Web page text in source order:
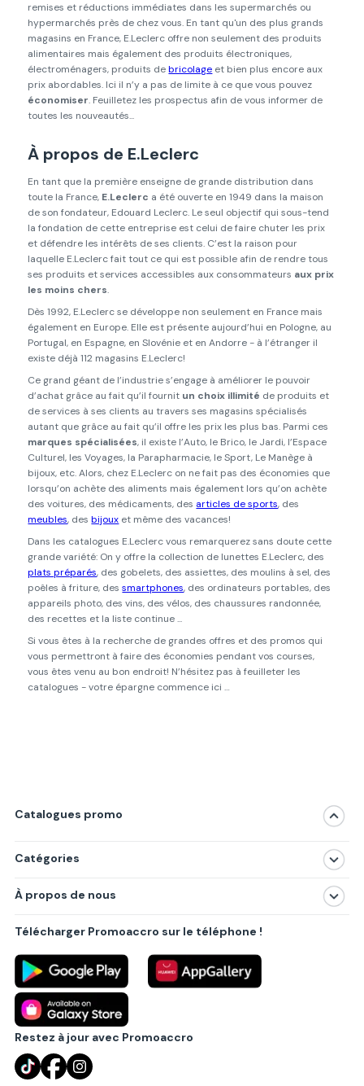
remises et réductions immédiates dans les supermarchés ou
hypermarchés près de chez vous. En tant qu'un des plus grands
magasins en France, E.Leclerc offre non seulement des produits
alimentaires mais également des produits électroniques,
électroménagers, produits debricolage et bien plus encore aux
prix abordables. Ici il n’y a pas de limite à ce que vous pouvez
économiser. Feuilletez les prospectus afin de vous informer de
toutes les nouveautés...
À propos de E.Leclerc
En tant que la première enseigne de grande distribution dans
toute la France, E.Leclerc a été ouverte en 1949 dans la maison
de son fondateur, Edouard Leclerc. Le seul objectif qui sous-tend
la fondation de cette entreprise est celui de faire chuter les prix
et défendre les intérêts de ses clients. C’est la raison pour
laquelle E.Leclerc fait tout ce qui est possible afin de rendre tous
ses produits et services accessibles aux consommateurs aux prix
les moins chers.
Dès 1992, E.Leclerc se développe non seulement en France mais
également en Europe. Elle est présente aujourd’hui en Pologne, au
Portugal, en Espagne, en Slovénie et en Andorre - à l’étranger il
existe déjà 112 magasins E.Leclerc!
Ce grand géant de l’industrie s’engage à améliorer le pouvoir
d’achat grâce au fait qu’il fournit un choix illimité de produits et
de services à ses clients au travers ses magasins spécialisés
autant que grâce au fait qu’il offre les prix les plus bas. Parmi ces
marques spécialisées, il existe l’Auto, le Brico, le Jardi, l’Espace
Culturel, les Voyages, la Parapharmacie, le Sport, Le Manège à
bijoux, etc. Alors, chez E.Leclerc on ne fait pas des économies que
lorsqu’on achète des aliments mais également lors qu’on achète
des voitures, des médicaments, des articles de sports, des
meubles, desbijoux et même des vacances!
Dans les catalogues E.Leclerc vous remarquerez sans doute cette
grande variété: On y offre la collection de lunettes E.Leclerc, des
plats préparés, des gobelets, des assiettes, des moulins à sel, des
poêles à friture, dessmartphones, des ordinateurs portables, des
appareils photo, des vins, des vélos, des chaussures randonnée,
des recettes et la liste continue ...
Si vous êtes à la recherche de grandes offres et des promos qui
vous permettront à faire des économies pendant vos courses,
vous êtes venu au bon endroit! N’hésitez pas à feuilleter les
catalogues - votre épargne commence ici …
Catalogues promo
Catégories
Produits
Villes principales
À propos de nous
Politique de confidentialité
Règlements
Partenariat B2B
Blog
Contact
Télécharger Promoaccro sur le téléphone !
Restez à jour avec Promoaccro